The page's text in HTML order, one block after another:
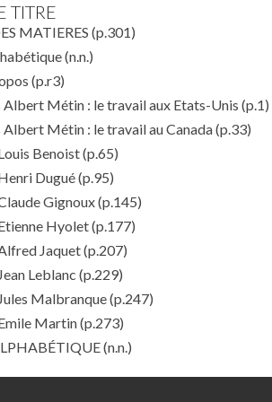
TITRE
MATIERES (p.301)
(n.n.)
(p.r3)
Albert Métin : le travail aux Etats-Unis (p.1)
Albert Métin : le travail au Canada(p.33)
Benoist(p.65)
Dugué(p.95)
Gignoux(p.145)
Hyolet(p.177)
Jaquet(p.207)
Leblanc (p.229)
Malbranque(p.247)
Martin(p.273)
(n.n.)